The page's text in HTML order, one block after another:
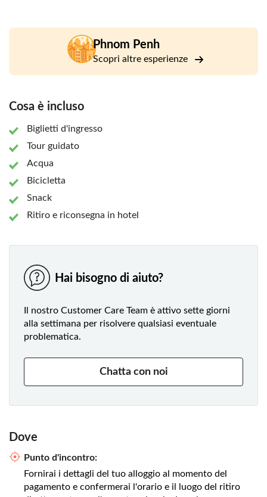
Phnom Penh
Scopri altre esperienze
Cosa è incluso
Biglietti d'ingresso
Tour guidato
Acqua
Bicicletta
Snack
Ritiro e riconsegna in hotel
Hai bisogno di aiuto?
Il nostro Customer Care Team è attivo sette giorni
alla settimana per risolvere qualsiasi eventuale
problematica.
Chatta con noi
Dove
Punto d'incontro:
Fornirai i dettagli del tuo alloggio al momento del
pagamento e confermerai l'orario e il luogo del ritiro